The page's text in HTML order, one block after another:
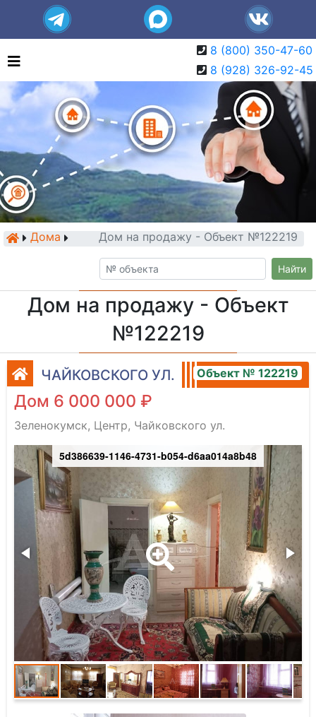
8 (800) 350-47-60
8 (928) 326-92-45
Дома Дом на продажу - Объект №122219
Найти
Дом на продажу - Объект
№122219
ЧАЙКОВСКОГО УЛ. Объект № 122219
Дом 6 000 000 ₽
Зеленокумск, Центр, Чайковского ул.
5d386639-1146-4731-b054-d6aa014a8b48